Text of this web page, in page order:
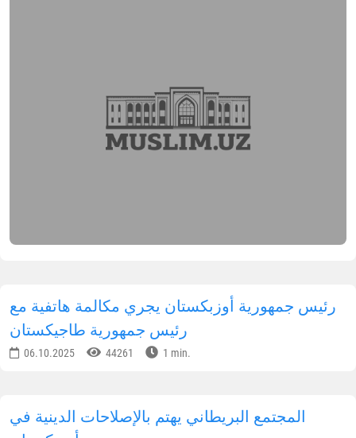
رئيس جمهورية أوزبكستان يجري مكالمة هاتفية مع
رئيس جمهورية طاجيكستان
06.10.2025 44261 1 min.
المجتمع البريطاني يهتم بالإصلاحات الدينية في